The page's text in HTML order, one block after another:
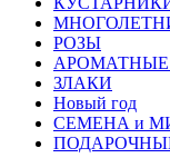
РОЗЫ
АРОМАТНЫЕ
ЗЛАКИ
Новый год
СЕМЕНА и